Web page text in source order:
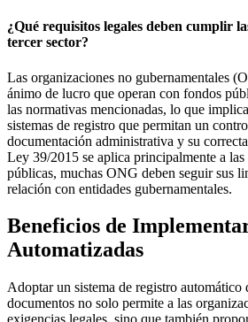
¿Qué requisitos legales deben cumplir
tercer sector?
Las organizaciones no gubernamentales
ánimo de lucro que operan con fondos
las normativas mencionadas, lo que
sistemas de registro que permitan un
documentación administrativa y su
Ley 39/2015 se aplica principalmente a
públicas, muchas ONG deben seguir sus
relación con entidades gubernamentales.
Beneficios de
Automatizadas
Adoptar un sistema de registro automático
documentos no solo permite a las